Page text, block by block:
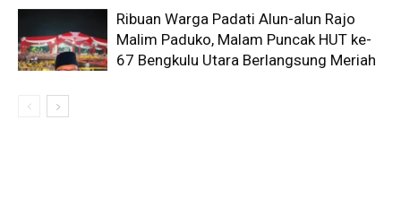
Ribuan Warga Padati Alun-alun Rajo
Malim Paduko, Malam Puncak HUT ke-
67 Bengkulu Utara Berlangsung Meriah